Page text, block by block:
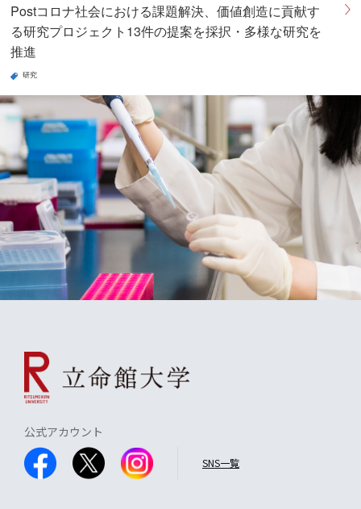
Postコロナ社会における課題解決、価値創造に貢献す
る研究プロジェクト13件の提案を採択・多様な研究を
推進
研究
公式アカウント
SNS一覧